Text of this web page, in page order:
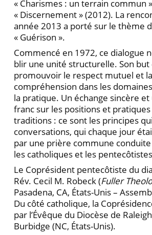
« Charismes : un ter­rain commun
« Discernement » (2012). La
année 2013 a porté sur le thème
« Guérison ».
Commencé en 1972, ce dialogue
blir une unité structurelle. Son
pro­mouvoir le respect mutuel et la
compréhension dans les
la pratique. Un échange sincère et
franc sur les positions et
traditions : ce sont les principes
conversations, qui chaque jour
par une prière commune
les catholiques et les
Le Coprésident pentecôtiste du
Rév. Cecil M. Robeck (Fuller
Pasadena, CA, États-Unis –
Du côté catho­lique, la
par l’Évêque du Dio­cèse de
Burbidge (NC, États-Unis).